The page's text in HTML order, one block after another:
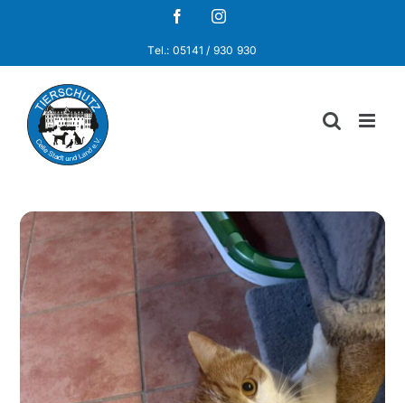
FacebookInstagram
Tel.: 05141 / 930 930